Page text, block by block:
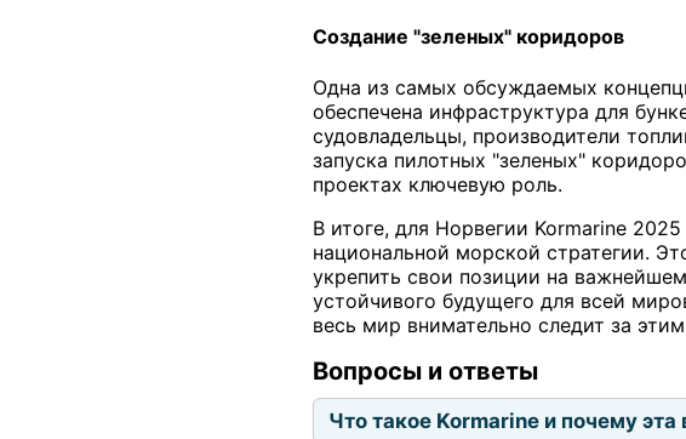
Создание "зеленых" коридоров
Одна из самых обсуждаемых
обеспечена инфраструктура для
судовладельцы, производители
запуска пилотных "зеленых"
проектах ключевую роль.
В итоге, для Норвегии Kormarine
национальной морской стратегии.
укрепить свои позиции на
устойчивого будущего для всей
весь мир внимательно следит за
Вопросы и ответы
Что такое Kormarine и почему